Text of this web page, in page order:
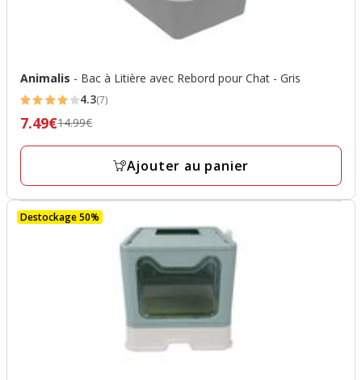
Animalis - Bac à Litière avec Rebord pour Chat - Gris
4.3
étoiles
avec
avis
4.3(7)
Prix
prix
final
7.49€
7.49€14.99€
Ajouter au panier
Destockage 50%